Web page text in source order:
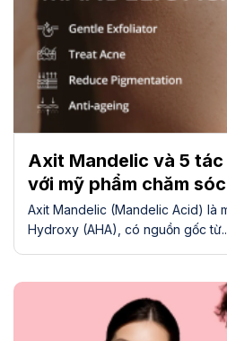
Axit Mandelic và 5
với mỹ phẩm chăm
Axit Mandelic (Mandelic Acid) là
Hydroxy (AHA), có nguồn gốc